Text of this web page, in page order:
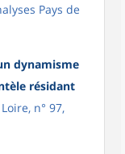
Pays de
dynamisme
résidant
n° 97,